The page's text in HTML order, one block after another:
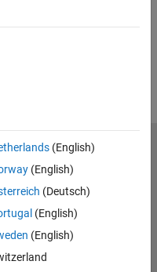
(English)
(English)
(Deutsch)
(English)
(English)
Richtlinien
von Anwendungen
Website auswählen
Deutschland